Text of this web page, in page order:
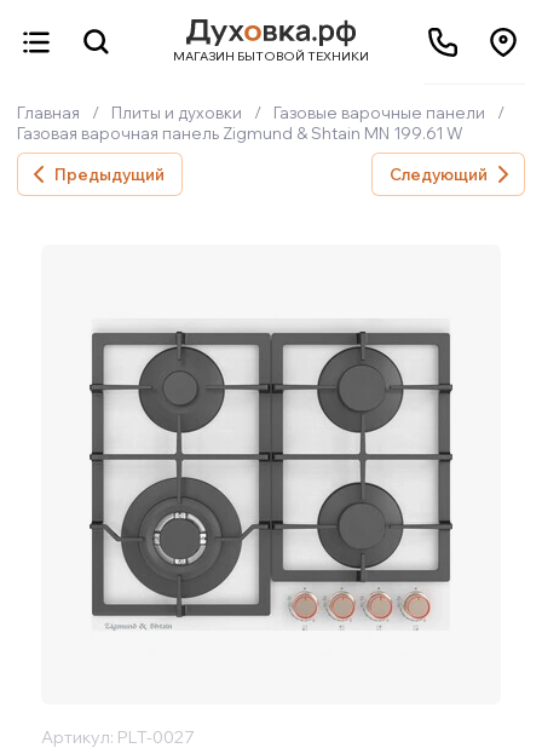
МАГАЗИН БЫТОВОЙ ТЕХНИКИ
Главная / Плиты и духовки / Газовые варочные панели
/
Газовая варочная панель Zigmund & Shtain MN 199.61 W
Предыдущий Следующий
Артикул: PLT-0027